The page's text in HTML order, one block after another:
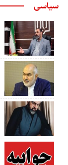
سیاسی